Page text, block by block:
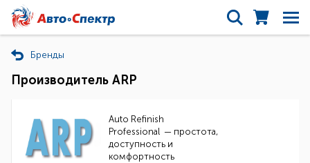
Бренды
Производитель ARP
Auto Refinish
Professional — простота,
доступность и
комфортность